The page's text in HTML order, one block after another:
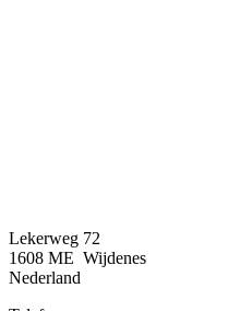
Lekerweg 72
1608 ME Wijdenes
Nederland